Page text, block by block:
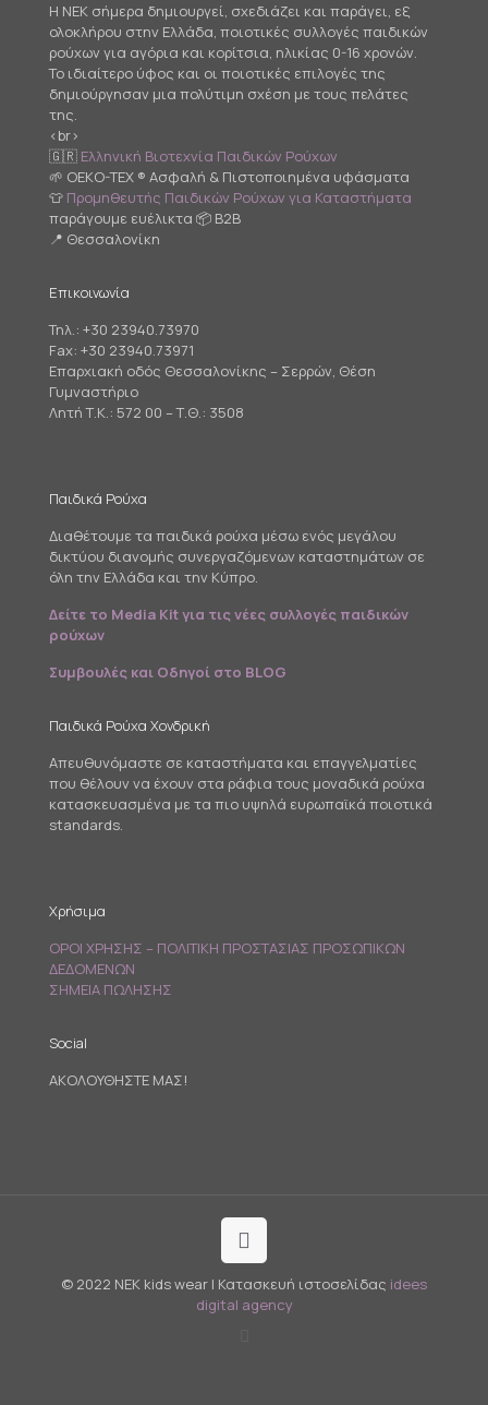
Η NEK σήμερα δημιουργεί, σχεδιάζει και παράγει, εξ
ολοκλήρου στην Ελλάδα, ποιοτικές συλλογές παιδικών
ρούχων για αγόρια και κορίτσια, ηλικίας 0-16 χρονών.
Το ιδιαίτερο ύφος και οι ποιοτικές επιλογές της
δημιούργησαν μια πολύτιμη σχέση με τους πελάτες
της.
<br>
🇬🇷 Ελληνική Βιοτεχνία Παιδικών Ρούχων
🌱 OEKO-TEX ® Ασφαλή & Πιστοποιημένα υφάσματα
👕 Προμηθευτής Παιδικών Ρούχων για Καταστήματα
παράγουμε ευέλικτα 📦 B2B
📍 Θεσσαλονίκη
Επικοινωνία
Τηλ.: +30 23940.73970
Fax: +30 23940.73971
Επαρχιακή οδός Θεσσαλονίκης – Σερρών, Θέση
Γυμναστήριο
Λητή Τ.Κ.: 572 00 – Τ.Θ.: 3508
Παιδικά Ρούχα
Διαθέτουμε τα παιδικά ρούχα μέσω ενός μεγάλου
δικτύου διανομής συνεργαζόμενων καταστημάτων σε
όλη την Ελλάδα και την Κύπρο.
Δείτε το Media Kit για τις νέες συλλογές παιδικών
ρούχων
Συμβουλές και Οδηγοί στο BLOG
Παιδικά Ρούχα Χονδρική
Απευθυνόμαστε σε καταστήματα και επαγγελματίες
που θέλουν να έχουν στα ράφια τους μοναδικά ρούχα
κατασκευασμένα με τα πιο υψηλά ευρωπαϊκά ποιοτικά
standards.
Χρήσιμα
ΟΡΟΙ ΧΡΗΣΗΣ – ΠΟΛΙΤΙΚΗ ΠΡΟΣΤΑΣΙΑΣ ΠΡΟΣΩΠΙΚΩΝ
ΔΕΔΟΜΕΝΩΝ
ΣΗΜΕΙΑ ΠΩΛΗΣΗΣ
Social
ΑΚΟΛΟΥΘΗΣΤΕ ΜΑΣ!
© 2022 NEK kids wear | Κατασκευή ιστοσελίδας idees
digital agency